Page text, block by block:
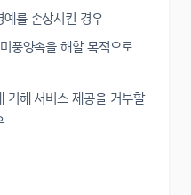
를 손상시킨 경우
풍양속을 해할 목적으로
기해 서비스 제공을 거부할